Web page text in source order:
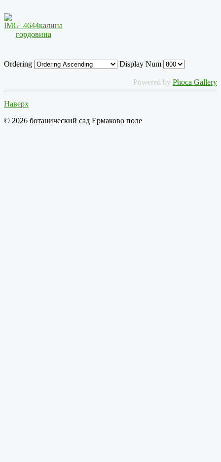
Ordering Display Num
Powered by Phoca Gallery
Наверх
© 2026 ботанический сад Ермаково поле